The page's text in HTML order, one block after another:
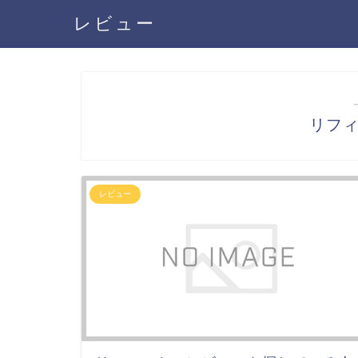
レビュー
リフ
レビュー